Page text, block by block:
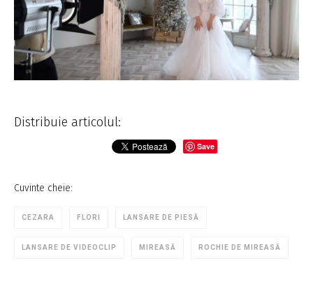
Distribuie articolul:
Save
Cuvinte cheie:
CEZARA FLORI LANSARE DE PIESĂ
LANSARE DE VIDEOCLIP MIREASĂ ROCHIE DE MIREASĂ